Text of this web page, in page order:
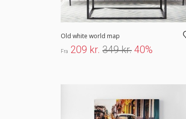
Old white world map
Fra 209 kr. 349 kr. 40%